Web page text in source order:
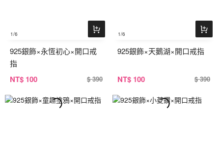
1/6
925銀飾×永恆初心×開口戒
指
NT$ 100 $ 390
1/6
925銀飾×天鵝湖×開口戒指
NT$ 100 $ 390